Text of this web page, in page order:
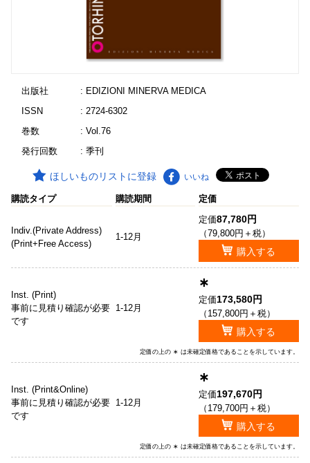
出版社
: EDIZIONI MINERVA MEDICA
ISSN
: 2724-6302
巻数
: Vol.76
発行回数
: 季刊
ほしいものリストに登録 いいね
購読タイプ 購読期間 定価
Indiv.(Private Address)
(Print+Free Access)
1-12月
定価87,780円
（79,800円＋税）
購入する
Inst. (Print)
事前に見積り確認が必要
です
1-12月
∗
定価173,580円
（157,800円＋税）
購入する
定価の上の ∗ は未確定価格であることを示しています。
Inst. (Print&Online)
事前に見積り確認が必要
です
1-12月
∗
定価197,670円
（179,700円＋税）
購入する
定価の上の ∗ は未確定価格であることを示しています。